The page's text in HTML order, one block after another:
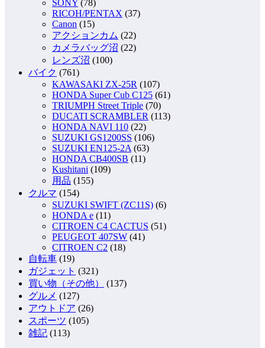
SONY (78)
RICOH/PENTAX (37)
Canon (15)
アクションカム (22)
カメラバッグ沼 (22)
レンズ沼 (100)
バイク (761)
KAWASAKI ZX-25R (107)
HONDA Super Cub C125 (61)
TRIUMPH Street Triple (70)
DUCATI SCRAMBLER (113)
HONDA NAVI 110 (22)
SUZUKI GS1200SS (106)
SUZUKI EN125-2A (63)
HONDA CB400SB (11)
Kushitani (109)
用品 (155)
クルマ (154)
SUZUKI SWIFT (ZC11S) (6)
HONDA e (11)
CITROEN C4 CACTUS (51)
PEUGEOT 407SW (41)
CITROEN C2 (18)
自転車 (19)
ガジェット (321)
買い物（その他）
(137)
グルメ (127)
アウトドア (26)
スポーツ (105)
雑記 (113)